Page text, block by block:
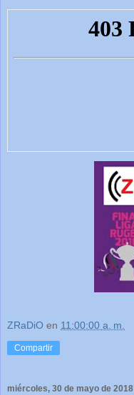
ZRaDiO en 11:00:00 a. m.
Compartir
miércoles, 30 de mayo de 2018